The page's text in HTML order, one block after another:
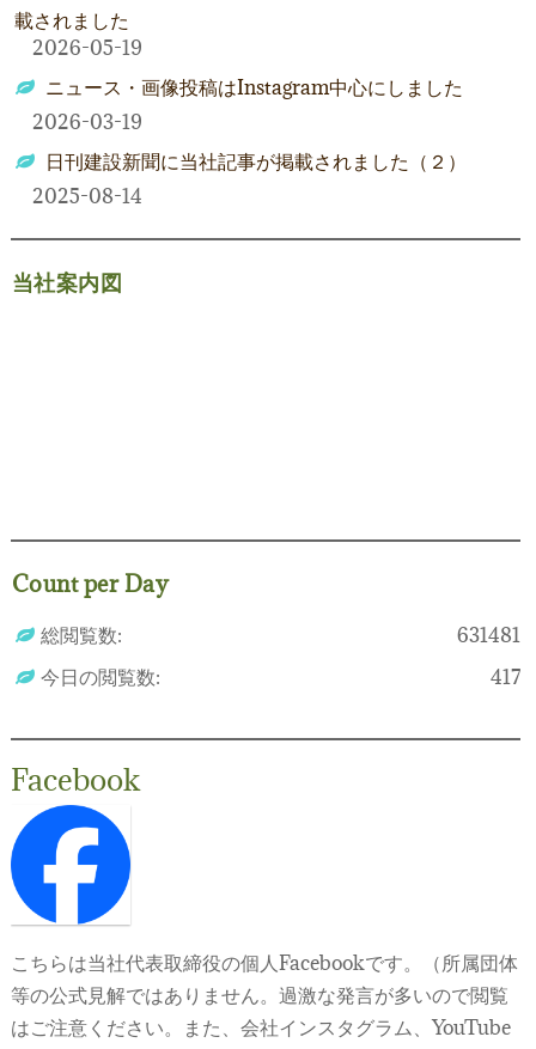
載されました
2026-05-19
ニュース・画像投稿はInstagram中心にしました
2026-03-19
日刊建設新聞に当社記事が掲載されました（２）
2025-08-14
当社案内図
Count per Day
631481
総閲覧数:
417
今日の閲覧数:
Facebook
こちらは当社代表取締役の個人Facebookです。（所属団体
等の公式見解ではありません。過激な発言が多いので閲覧
はご注意ください。また、会社インスタグラム、YouTube